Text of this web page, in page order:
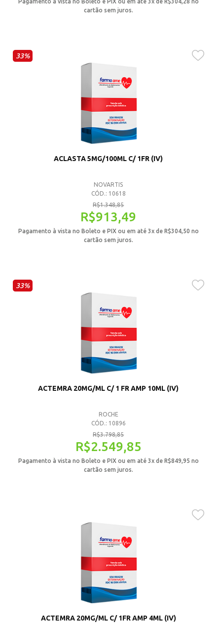
cartão sem juros.
33%
ACLASTA 5MG/100ML C/ 1FR (IV)
NOVARTIS
CÓD.: 10618
R$1.348,85
R$913,49
Pagamento à vista no Boleto e PIX ou em até 3x de R$304,50 no
cartão sem juros.
33%
ACTEMRA 20MG/ML C/ 1 FR AMP 10ML (IV)
ROCHE
CÓD.: 10896
R$3.798,85
R$2.549,85
Pagamento à vista no Boleto e PIX ou em até 3x de R$849,95 no
cartão sem juros.
ACTEMRA 20MG/ML C/ 1FR AMP 4ML (IV)